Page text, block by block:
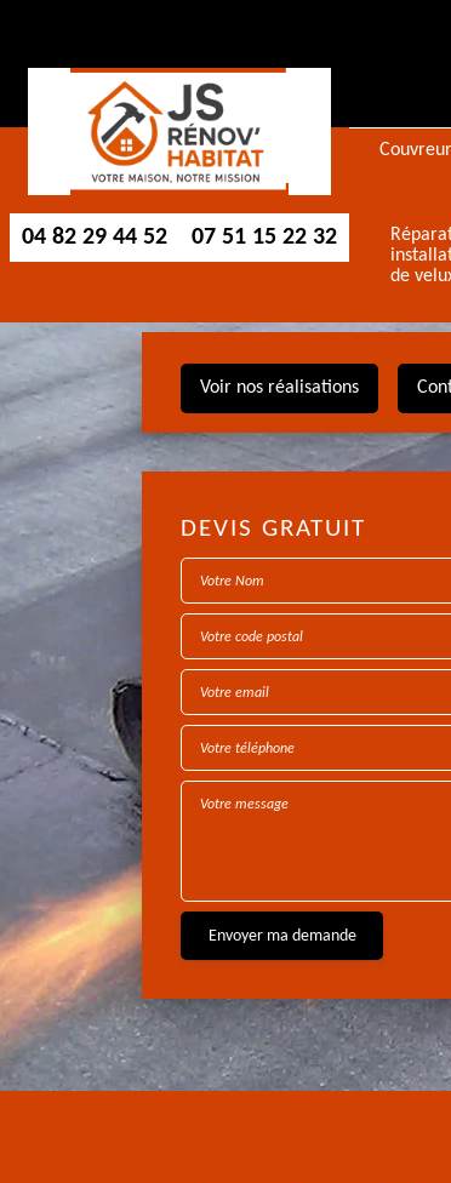
04 82 29 44 52 07 51 15 22 32
de
Voir nos réalisations
DEVIS GRATUIT